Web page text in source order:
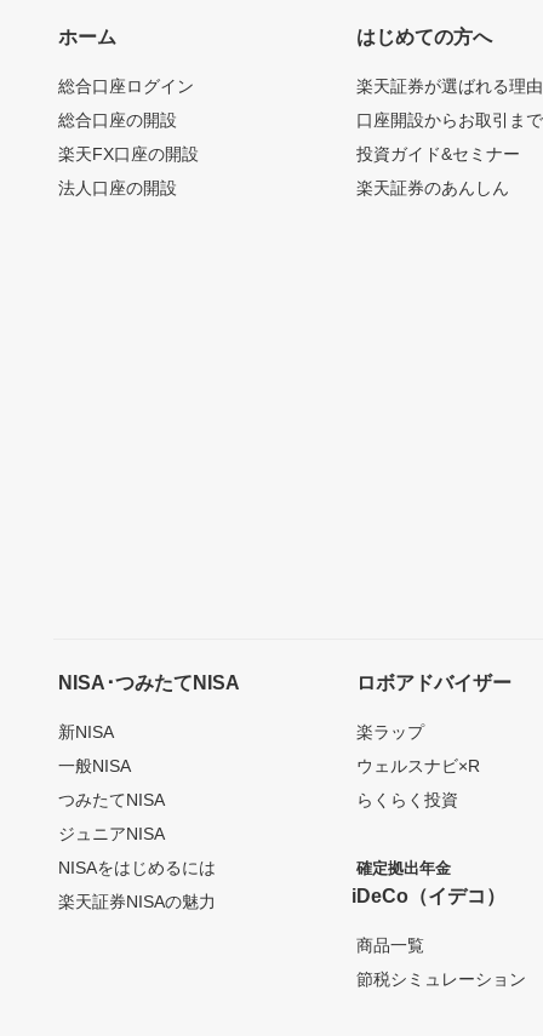
ホーム
総合口座ログイン
総合口座の開設
楽天FX口座の開設
法人口座の開設
はじめての方へ
楽天証券が選ばれる理由
口座開設からお取引ま
投資ガイド&セミナー
楽天証券のあんしん
NISA･つみたてNISA
新NISA
一般NISA
つみたてNISA
ジュニアNISA
NISAをはじめるには
楽天証券NISAの魅力
ロボアドバイザー
楽ラップ
ウェルスナビ×R
らくらく投資
確定拠出年金
iDeCo（イデコ）
商品一覧
節税シミュレーション